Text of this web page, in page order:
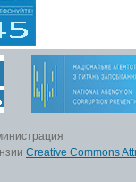
Creative Commons